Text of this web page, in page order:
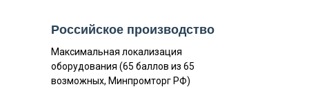
Максимальная локализация
оборудования (65 баллов из 65
возможных, Минпромторг РФ)
Российское производство